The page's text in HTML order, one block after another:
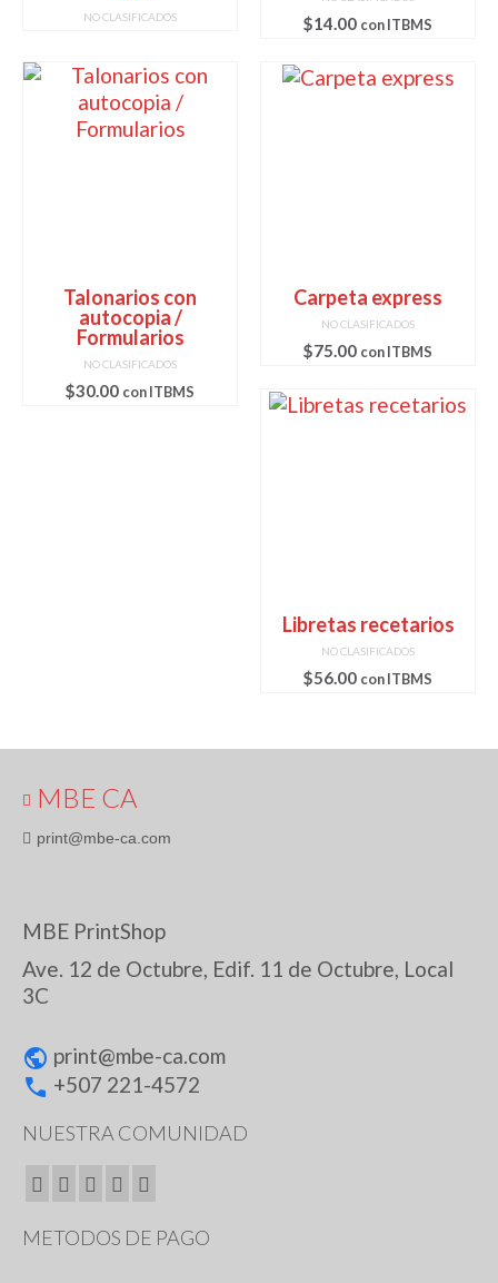
NO CLASIFICADOS $14.00 con ITBMS
Talonarios con
autocopia /
Formularios
NO CLASIFICADOS
$30.00 con ITBMS
Carpeta express
NO CLASIFICADOS
$75.00 con ITBMS
Libretas recetarios
NO CLASIFICADOS
$56.00 con ITBMS
MBE CA
print@mbe-ca.com
MBE PrintShop
Ave. 12 de Octubre, Edif. 11 de Octubre, Local
3C
print@mbe-ca.com
+507 221-4572
NUESTRA COMUNIDAD
METODOS DE PAGO